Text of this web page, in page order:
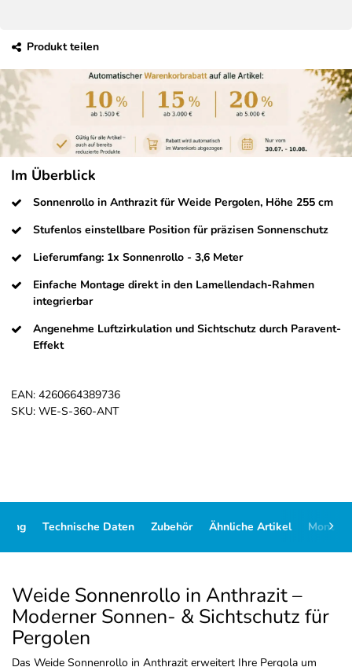
Produkt teilen
Im Überblick
Sonnenrollo in Anthrazit für Weide Pergolen, Höhe 255 cm
Stufenlos einstellbare Position für präzisen Sonnenschutz
Lieferumfang: 1x Sonnenrollo - 3,6 Meter
Einfache Montage direkt in den Lamellendach-Rahmen
integrierbar
Angenehme Luftzirkulation und Sichtschutz durch Paravent-
Effekt
EAN: 4260664389736
SKU: WE-S-360-ANT
Technische Daten Zubehör Ähnliche Artikel Montage
Weide Sonnenrollo in Anthrazit –
Moderner Sonnen- & Sichtschutz für
Pergolen
Das Weide Sonnenrollo in Anthrazit erweitert Ihre Pergola um